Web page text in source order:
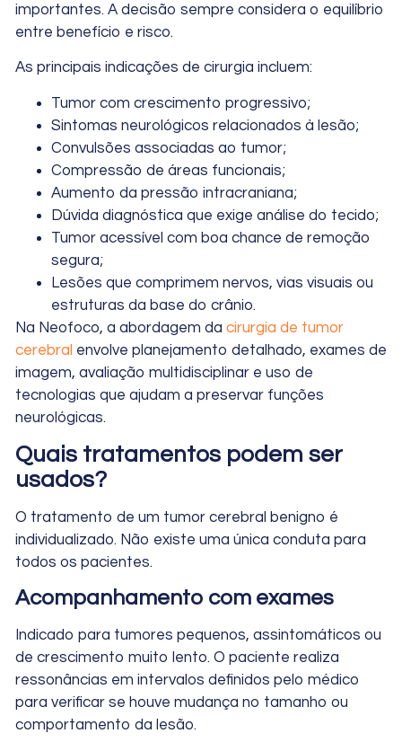
importantes. A decisão sempre considera o equilíbrio
entre benefício e risco.
As principais indicações de cirurgia incluem:
Tumor com crescimento progressivo;
Sintomas neurológicos relacionados à lesão;
Convulsões associadas ao tumor;
Compressão de áreas funcionais;
Aumento da pressão intracraniana;
Dúvida diagnóstica que exige análise do tecido;
Tumor acessível com boa chance de remoção
segura;
Lesões que comprimem nervos, vias visuais ou
estruturas da base do crânio.
Na Neofoco, a abordagem da cirurgia de tumor
cerebral envolve planejamento detalhado, exames de
imagem, avaliação multidisciplinar e uso de
tecnologias que ajudam a preservar funções
neurológicas.
Quais tratamentos podem ser
usados?
O tratamento de um tumor cerebral benigno é
individualizado. Não existe uma única conduta para
todos os pacientes.
Acompanhamento com exames
Indicado para tumores pequenos, assintomáticos ou
de crescimento muito lento. O paciente realiza
ressonâncias em intervalos definidos pelo médico
para verificar se houve mudança no tamanho ou
comportamento da lesão.